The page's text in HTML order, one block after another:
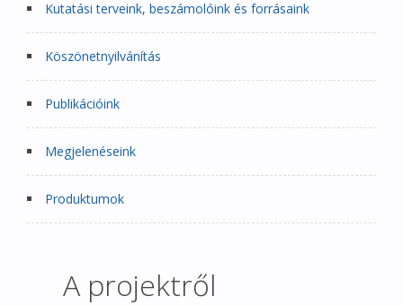
Kutatási terveink, beszámolóink és forrásaink
Köszönetnyilvánítás
Publikációink
Megjelenéseink
Produktumok
A projektről